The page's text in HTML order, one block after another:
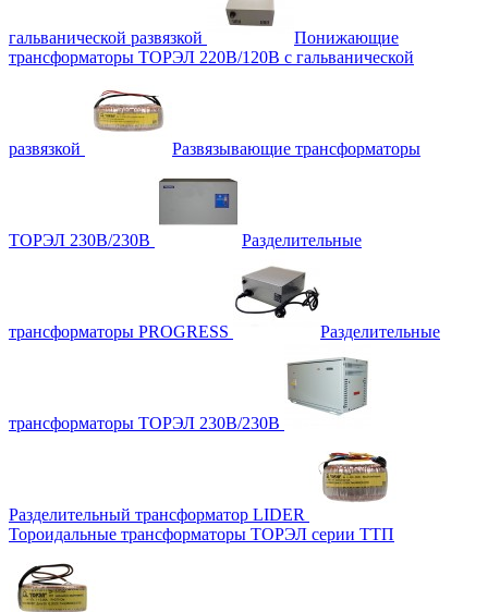
гальванической развязкой
Понижающие
трансформаторы ТОРЭЛ 220В/120В с гальванической
развязкой Развязывающие трансформаторы
ТОРЭЛ 230В/230В Разделительные
трансформаторы PROGRESS Разделительные
трансформаторы ТОРЭЛ 230В/230В
Разделительный трансформатор LIDER
Тороидальные трансформаторы ТОРЭЛ серии ТТП